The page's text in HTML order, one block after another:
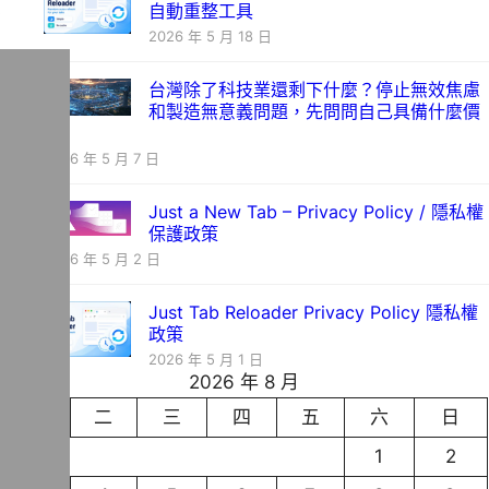
自動重整工具
2026 年 5 月 18 日
台灣除了科技業還剩下什麼？停止無效焦慮
和製造無意義問題，先問問自己具備什麼價
2026 年 5 月 7 日
Just a New Tab – Privacy Policy / 隱私權
保護政策
2026 年 5 月 2 日
Just Tab Reloader Privacy Policy 隱私權
政策
2026 年 5 月 1 日
2026 年 8 月
二 三 四 五 六
日
1
2